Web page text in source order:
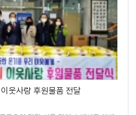
웃사랑 후원물품 전달